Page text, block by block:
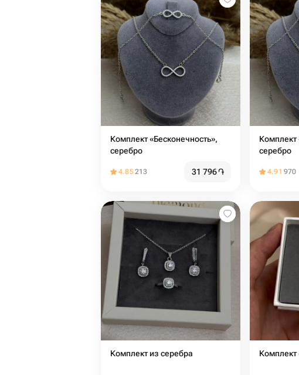
Комплект «Бесконечность»,
серебро
4.85213 31 796֏
Комплект
серебро
4.91 970
Комплект из серебра Комплект